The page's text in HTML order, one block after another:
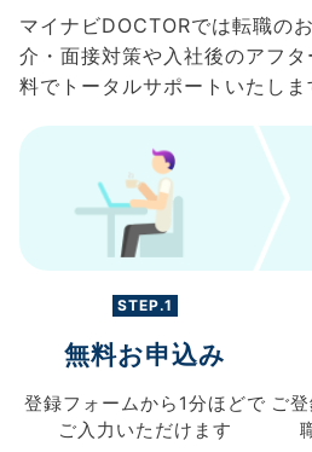
マイナビDOCTORでは転職の
介・面接対策や入社後のアフ
料でトータルサポートいたしま
STEP.1
無料お申込み
登録フォームから 1分ほどで
ご入力 いただけます
ご登